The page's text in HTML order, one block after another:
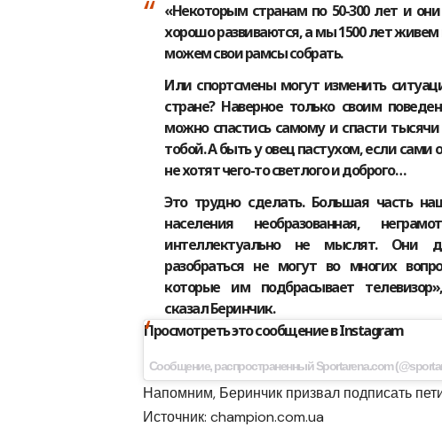
«Некоторым странам по 50-300 лет и
хорошо развиваются, а мы 1500 лет живем
можем свои рамсы собрать.
Или спортсмены могут изменить
стране? Наверное только своим
можно спастись самому и спасти
тобой. А быть у овец пастухом, если сами
не хотят чего-то светлого и доброго…
Это трудно сделать. Большая часть
населения необразованная,
интеллектуально не мыслят. Они
разобраться не могут во многих
которые им подбрасывает
сказал Беринчик.
Просмотреть это сообщение в Instagram
Сообщение, распространенный Sportarena.com
Напомним, Беринчик призвал подписать
Источник: champion.com.ua